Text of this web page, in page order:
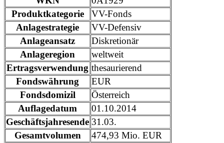
Produktkategorie
VV-Fonds
Anlagestrategie
VV-Defensiv
Anlageansatz
Diskretionär
Anlageregion
weltweit
Ertragsverwendung thesaurierend
Fondswährung
EUR
Fondsdomizil
Österreich
Auflagedatum
01.10.2014
Geschäftsjahresende 31.03.
Gesamtvolumen
474,93 Mio. EUR